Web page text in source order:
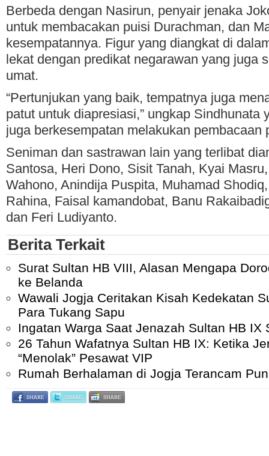
Berbeda dengan Nasirun, penyair jenaka
untuk membacakan puisi Durachman, dan
kesempatannya. Figur yang diangkat di
lekat dengan predikat negarawan yang juga
umat.
“Pertunjukan yang baik, tempatnya juga
patut untuk diapresiasi,” ungkap Sindhunata
juga berkesempatan melakukan pembacaan
Seniman dan sastrawan lain yang terlibat
Santosa, Heri Dono, Sisit Tanah, Kyai
Wahono, Anindija Puspita, Muhamad
Rahina, Faisal kamandobat, Banu
dan Feri Ludiyanto.
Berita Terkait
Surat Sultan HB VIII, Alasan Mengapa
ke Belanda
Wawali Jogja Ceritakan Kisah Kedekatan
Para Tukang Sapu
Ingatan Warga Saat Jenazah Sultan HB IX
26 Tahun Wafatnya Sultan HB IX: Ketika
“Menolak” Pesawat VIP
Rumah Berhalaman di Jogja Terancam